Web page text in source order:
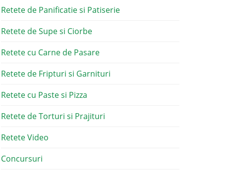
Retete de Panificatie si Patiserie
Retete de Supe si Ciorbe
Retete cu Carne de Pasare
Retete de Fripturi si Garnituri
Retete cu Paste si Pizza
Retete de Torturi si Prajituri
Retete Video
Concursuri